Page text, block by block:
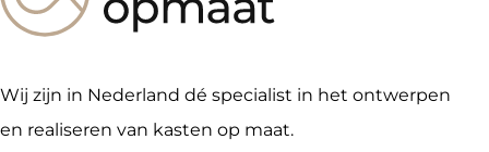
Wij zijn in Nederland dé specialist in het ontwerpen
en realiseren van kasten op maat.